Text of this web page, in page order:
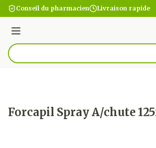
Aller au contenu
Conseil du pharmacien Livraison rapide
Menu
Rechercher
Forcapil Spray A/chute